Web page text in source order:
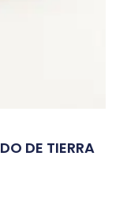
DE TIERRA